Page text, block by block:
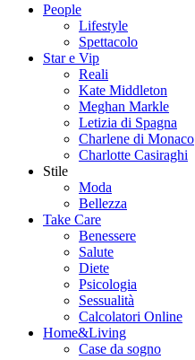
People
Lifestyle
Spettacolo
Star e Vip
Reali
Kate Middleton
Meghan Markle
Letizia di Spagna
Charlene di Monaco
Charlotte Casiraghi
Stile
Moda
Bellezza
Take Care
Benessere
Salute
Diete
Psicologia
Sessualità
Calcolatori Online
Home&Living
Case da sogno